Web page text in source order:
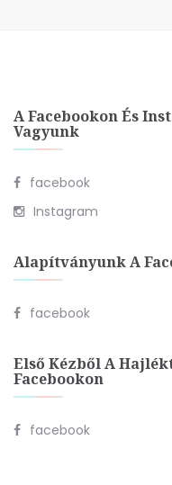
A Facebookon És
Vagyunk
facebook
Instagram
Alapítványunk A
facebook
Első Kézből A
Facebookon
facebook